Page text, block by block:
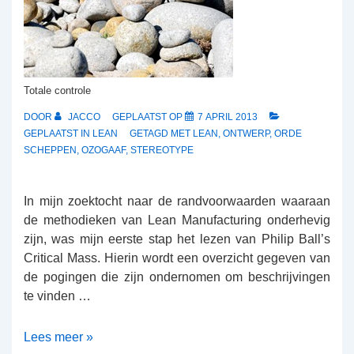
Totale controle
DOOR JACCO GEPLAATST OP
7 APRIL 2013
GEPLAATST IN LEAN GETAGD MET LEAN, ONTWERP, ORDE
SCHEPPEN, OZOGAAF, STEREOTYPE
In mijn zoektocht naar de randvoorwaarden waaraan
de methodieken van Lean Manufacturing onderhevig
zijn, was mijn eerste stap het lezen van Philip Ball’s
Critical Mass. Hierin wordt een overzicht gegeven van
de pogingen die zijn ondernomen om beschrijvingen
te vinden …
Orde
Lees meer »